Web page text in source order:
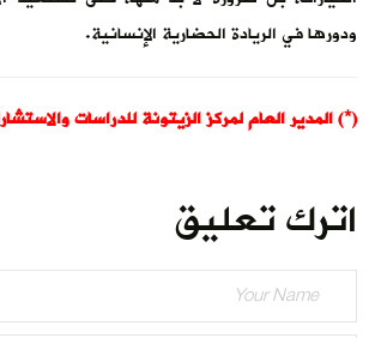
ودورها في الريادة الحضارية الإنسانية.
(*) المدير العام لمركز الزيتونة للدراسات
اترك تعليق